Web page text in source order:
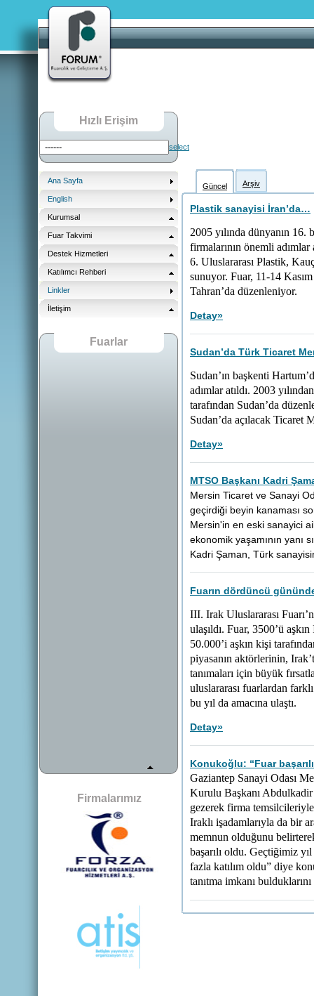
Hızlı Erişim
select
Ana Sayfa
English
Kurumsal
Fuar Takvimi
Destek Hizmetleri
Katılımcı Rehberi
Linkler
İletişim
Fuarlar
Firmalarımız
Güncel Arşiv
Plastik sanayisi İran’da…
2005 yılında dünyanın
firmalarının önemli
6. Uluslararası Plastik,
sunuyor. Fuar, 11-14
Tahran’da düzenleniyor.
Detay»
Sudan’da Türk Ticaret
Sudan’ın başkenti
adımlar atıldı. 2003
tarafından Sudan’da
Sudan’da açılacak Ticaret
Detay»
MTSO Başkanı Kadri
Mersin Ticaret ve Sanayi
geçirdiği beyin kanaması
Mersin'in en eski sanayici
ekonomik yaşamının yanı
Kadri Şaman, Türk
Fuarın dördüncü
III. Irak Uluslararası
ulaşıldı. Fuar, 3500’ü
50.000’i aşkın kişi
piyasanın aktörlerinin,
tanımaları için büyük
uluslararası fuarlardan
bu yıl da amacına ulaştı.
Detay»
Konukoğlu: “Fuar
Gaziantep Sanayi Odası
Kurulu Başkanı
gezerek firma
Iraklı işadamlarıyla da bir
memnun olduğunu
başarılı oldu. Geçtiğimiz
fazla katılım oldu” diye
tanıtma imkanı